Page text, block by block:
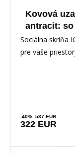
Kovová
antracit: so
Sociálna skriňa
pre vaše
-40% 537 EUR
322 EUR